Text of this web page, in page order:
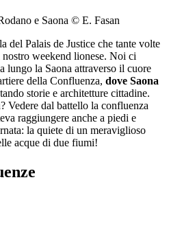
e Saona © E. Fasan
del Palais de Justice che tante volte
weekend lionese. Noi ci
lungo la Saona attraverso il cuore
della Confluenza, dove Saona
storie e architetture cittadine.
Vedere dal battello la confluenza
raggiungere anche a piedi e
la quiete di un meraviglioso
acque di due fiumi!